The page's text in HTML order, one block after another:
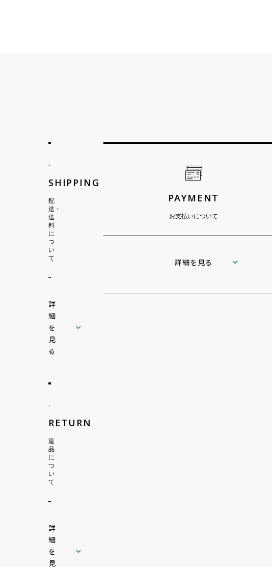
ショッピングガイド
SHIPPING
配
送・
送
料
に
つ
い
て
詳
細
を
見
る
RETURN
返
品
に
つ
い
て
詳
細
を
見
PAYMENT
お支払いについて
詳細を見る